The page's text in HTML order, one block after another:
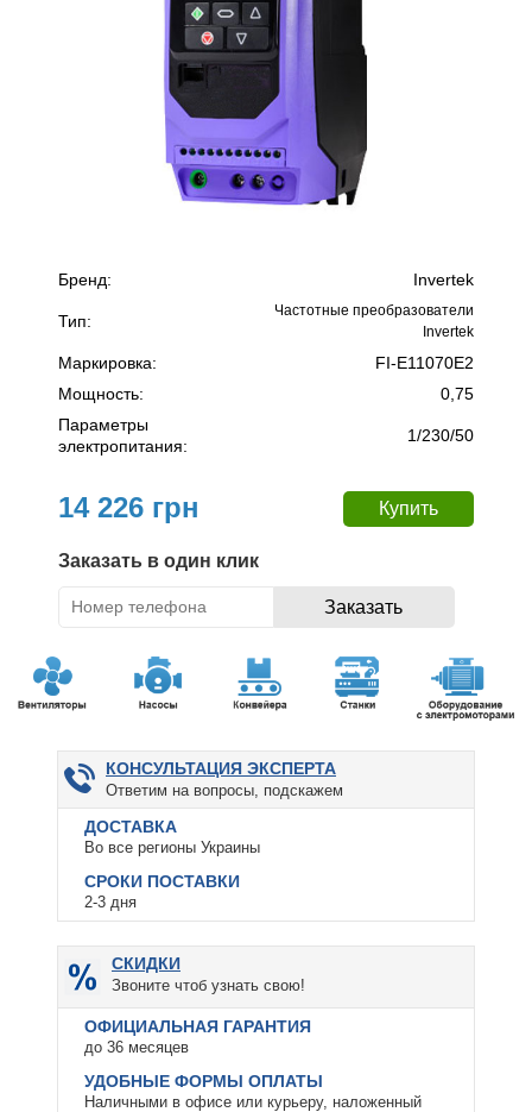
Бренд: Invertek
Тип:
Частотные преобразователи
Invertek
Маркировка:
FI-E11070E2
Мощность:
0,75
Параметры
электропитания:
1/230/50
14 226 грн
Заказать в один клик
КОНСУЛЬТАЦИЯ ЭКСПЕРТА
Ответим на вопросы, подскажем
ДОСТАВКА
Во все регионы Украины
СРОКИ ПОСТАВКИ
2-3 дня
СКИДКИ
Звоните чтоб узнать свою!
ОФИЦИАЛЬНАЯ ГАРАНТИЯ
до 36 месяцев
УДОБНЫЕ ФОРМЫ ОПЛАТЫ
Наличными в офисе или курьеру, наложенный